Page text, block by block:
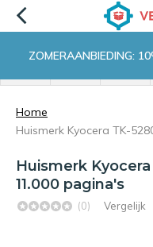
ZOMERAANBIEDING:
Home
Huismerk Kyocera TK-
Huismerk
11.000 pagina's
(0) Vergelijk